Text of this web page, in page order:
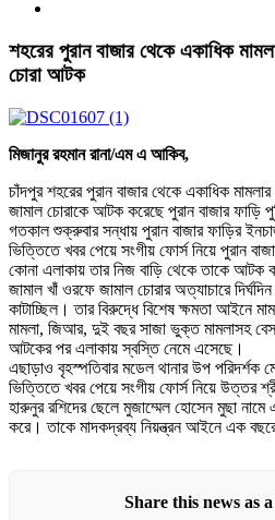
শহরের পুরান বাজার থেকে একাধিক
চোরা আটক
মিজানুর রহমান রানা/এম এ আকিব,
চাঁদপুর শহরের পুরান বাজার থেকে একাধিক
জামাল চোরাকে আটক করেছে পুরান বাজার ফাড়ি
গতকাল শুক্রুবার সন্ধায় পুরান বাজার ফাড়ির
ভিত্তিতে খবর পেয়ে সংগীয় ফোর্স নিয়ে পুরান
কোনা এলাকায় তার নিজ বাড়ি থেকে তাকে
জামাল খাঁ ওরফে জামাল চোরার অত্যাচারে
কাটাচ্ছিল। তার বিরুদ্ধে বিশেষ ক্ষমতা আইনে
মামলা, জিআর, দুই বছর সাজা ভুক্ত মামলাসহ
আটকের পর এলাকায় স্বস্তি নেমে এসেছে।
এছাড়াও বৃহস্পতিবার মডেল থানার উপ পরিদর্শক
ভিত্তিতে খবর পেয়ে সংগীয় ফোর্স নিয়ে উত্তর
হারুনুর রশিদের ছেলে মুজাম্মেল হোসেন মুছা
করে। তাকে মাদকদ্রব্য নিয়ন্ত্রন আইনে এক
Share this news as